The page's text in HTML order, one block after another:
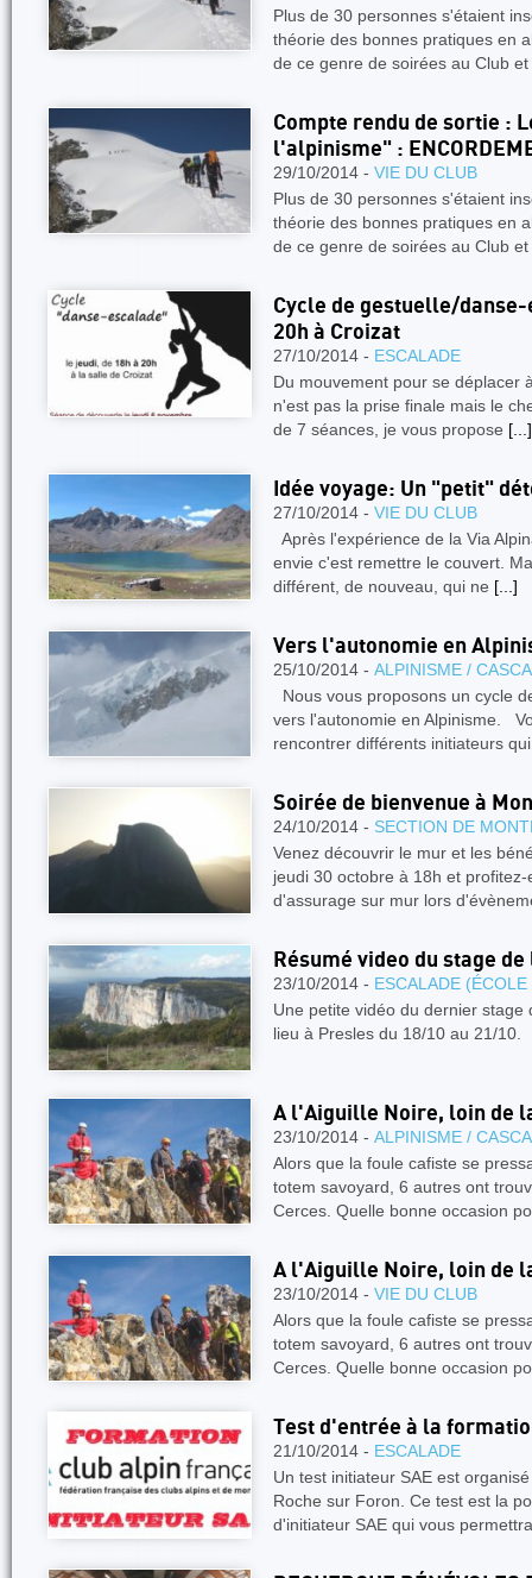
Plus de 30 personnes s'étaient
théorie des bonnes pratiques en
de ce genre de soirées au Club et
Compte rendu de sortie :
l'alpinisme" :
29/10/2014 - VIE DU CLUB
Plus de 30 personnes s'étaient
théorie des bonnes pratiques en
de ce genre de soirées au Club et
Cycle de gestuelle/
20h à Croizat
27/10/2014 - ESCALADE
Du mouvement pour se déplacer
n'est pas la prise finale mais le
de 7 séances, je vous propose [...]
Idée voyage: Un "petit"
27/10/2014 - VIE DU CLUB
Après l'expérience de la Via
envie c'est remettre le couvert.
différent, de nouveau, qui ne [...]
Vers l'autonomie en
25/10/2014 - ALPINISME /
Nous vous proposons un cycle
vers l'autonomie en Alpinisme.
rencontrer différents initiateurs
Soirée de bienvenue à
24/10/2014 - SECTION DE
Venez découvrir le mur et les
jeudi 30 octobre à 18h et
d'assurage sur mur lors
Résumé video du stage
23/10/2014 - ESCALADE
Une petite vidéo du dernier
lieu à Presles du 18/10 au 21/
A l'Aiguille Noire, loin de
23/10/2014 - ALPINISME /
Alors que la foule cafiste se
totem savoyard, 6 autres ont
Cerces. Quelle bonne occasion
A l'Aiguille Noire, loin de
23/10/2014 - VIE DU CLUB
Alors que la foule cafiste se
totem savoyard, 6 autres ont
Cerces. Quelle bonne occasion
Test d'entrée à la
21/10/2014 - ESCALADE
Un test initiateur SAE est
Roche sur Foron. Ce test est la
d'initiateur SAE qui vous